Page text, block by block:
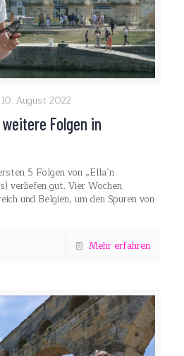
10. August 2022
Folgen in
5 Folgen von „Ella`n
verliefen gut. Vier Wochen
und Belgien, um den Spuren von
Mehr erfahren